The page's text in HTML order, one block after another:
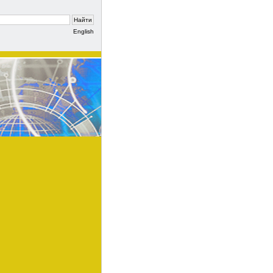
English